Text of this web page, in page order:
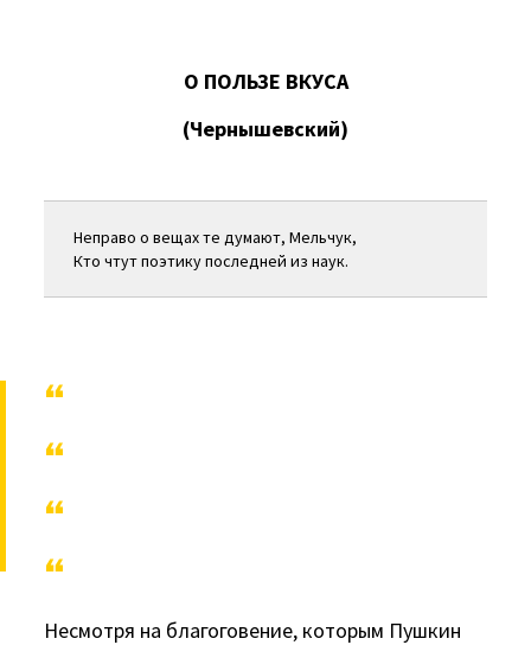
О ПОЛЬЗЕ ВКУСА
(Чернышевский)
Неправо о вещах те думают, Мельчук,
Кто чтут поэтику последней из наук.
Несмотря на благоговение, которым Пушкин